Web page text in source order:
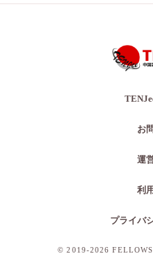
お
運
利
プライバ
© 2019-2026